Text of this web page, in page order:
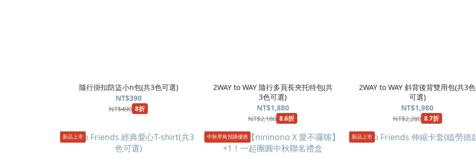
隨行掛扣防盜小n包(共3色可選)
NT$390
NT$490 8折
2WAY to WAY 隨行多頁長夾托特包(共
3色可選)
NT$1,880
NT$2,180 8.6折
2WAY to WAY 斜背後背雙用包(共3色
可選)
NT$1,980
NT$2,280 8.7折
新品上市 中秋早鳥預購優惠 新品上市